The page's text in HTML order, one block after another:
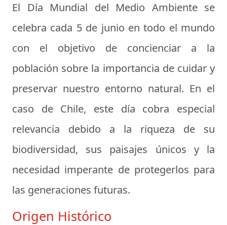
El Día Mundial del Medio Ambiente se
celebra cada 5 de junio en todo el mundo
con el objetivo de concienciar a la
población sobre la importancia de cuidar y
preservar nuestro entorno natural. En el
caso de Chile, este día cobra especial
relevancia debido a la riqueza de su
biodiversidad, sus paisajes únicos y la
necesidad imperante de protegerlos para
las generaciones futuras.
Origen Histórico